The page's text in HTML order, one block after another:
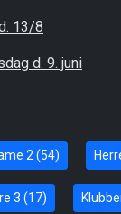
13/8
d. 9. juni
2 (54)
3 (17)